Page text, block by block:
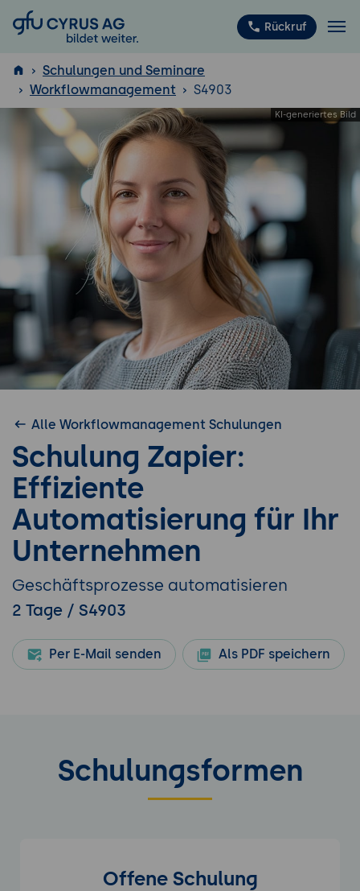
GFU Cyrus AG Rückruf
ISTQB
Schulungen und Seminare
Workflowmanagement
S4903
Alle Workflowmanagement Schulungen
Schulung Zapier:
Effiziente
Automatisierung für Ihr
Unternehmen
Geschäftsprozesse automatisieren
2 Tage / S4903
Per E-Mail senden Als PDF speichern
Schulungsformen
Offene Schulung